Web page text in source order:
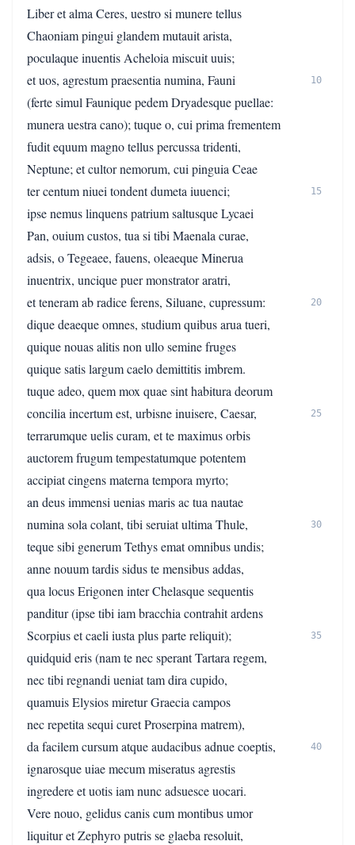
Liber et alma Ceres, uestro si munere tellus
Chaoniam pingui glandem mutauit arista,
poculaque inuentis Acheloia miscuit uuis;
et uos, agrestum praesentia numina, Fauni
10
(ferte simul Faunique pedem Dryadesque puellae:
munera uestra cano); tuque o, cui prima frementem
fudit equum magno tellus percussa tridenti,
Neptune; et cultor nemorum, cui pinguia Ceae
ter centum niuei tondent dumeta iuuenci;
15
ipse nemus linquens patrium saltusque Lycaei
Pan, ouium custos, tua si tibi Maenala curae,
adsis, o Tegeaee, fauens, oleaeque Minerua
inuentrix, uncique puer monstrator aratri,
et teneram ab radice ferens, Siluane, cupressum:
20
dique deaeque omnes, studium quibus arua tueri,
quique nouas alitis non ullo semine fruges
quique satis largum caelo demittitis imbrem.
tuque adeo, quem mox quae sint habitura deorum
concilia incertum est, urbisne inuisere, Caesar,
25
terrarumque uelis curam, et te maximus orbis
auctorem frugum tempestatumque potentem
accipiat cingens materna tempora myrto;
an deus immensi uenias maris ac tua nautae
numina sola colant, tibi seruiat ultima Thule,
30
teque sibi generum Tethys emat omnibus undis;
anne nouum tardis sidus te mensibus addas,
qua locus Erigonen inter Chelasque sequentis
panditur (ipse tibi iam bracchia contrahit ardens
Scorpius et caeli iusta plus parte reliquit);
35
quidquid eris (nam te nec sperant Tartara regem,
nec tibi regnandi ueniat tam dira cupido,
quamuis Elysios miretur Graecia campos
nec repetita sequi curet Proserpina matrem),
da facilem cursum atque audacibus adnue coeptis,
40
ignarosque uiae mecum miseratus agrestis
ingredere et uotis iam nunc adsuesce uocari.
Vere nouo, gelidus canis cum montibus umor
liquitur et Zephyro putris se glaeba resoluit,